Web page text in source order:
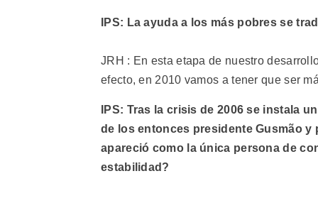
IPS: La ayuda a los más pobres se
JRH : En esta etapa de nuestro
efecto, en 2010 vamos a tener que ser
IPS: Tras la crisis de 2006 se instala
de los entonces presidente Gusmão
apareció como la única persona de
estabilidad?